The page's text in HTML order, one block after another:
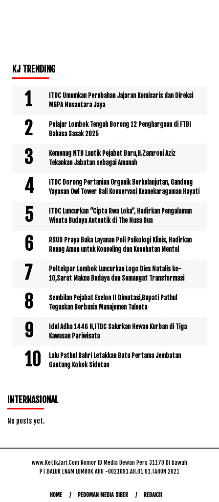
KJ TRENDING
ITDC Umumkan Perubahan Jajaran Komisaris dan Direksi
MGPA Nusantara Jaya
Pelajar Lombok Tengah Borong 12 Penghargaan di FTBI
Bahasa Sasak 2025
Kemenag NTB Lantik Pejabat Baru,H.Zamroni Aziz
Tekankan Jabatan sebagai Amanah
ITDC Dorong Pertanian Organik Berkelanjutan, Gandeng
Yayasan Owl Tower Bali Konservasi Keanekaragaman Hayati
ITDC Luncurkan “Cipta Rwa Loka”, Hadirkan Pengalaman
Wisata Budaya Autentik di The Nusa Dua
RSUD Praya Buka Layanan Poli Psikologi Klinis, Hadirkan
Ruang Aman untuk Konseling dan Kesehatan Mental
Poltekpar Lombok Luncurkan Logo Dies Natalis ke-
10,Sarat Makna Budaya dan Semangat Transformasi
Sembilan Pejabat Eselon II Dimutasi,Bupati Pathul
Tegaskan Berbasis Manajemen Talenta
Idul Adha 1446 H,ITDC Salurkan Hewan Kurban di Tiga
Kawasan Pariwisata
Lalu Pathul Bahri Letakkan Batu Pertama Jembatan
Gantung Kokok Sidutan
INTERNASIONAL
No posts yet.
www.KetikJari.Com Nomor ID Media Dewan Pers 31170 Di bawah
PT.BALUK ENAM LOMBOK AHU -0021891.AH.01.01.TAHUN 2021
HOME PEDOMAN MEDIA SIBER REDAKSI